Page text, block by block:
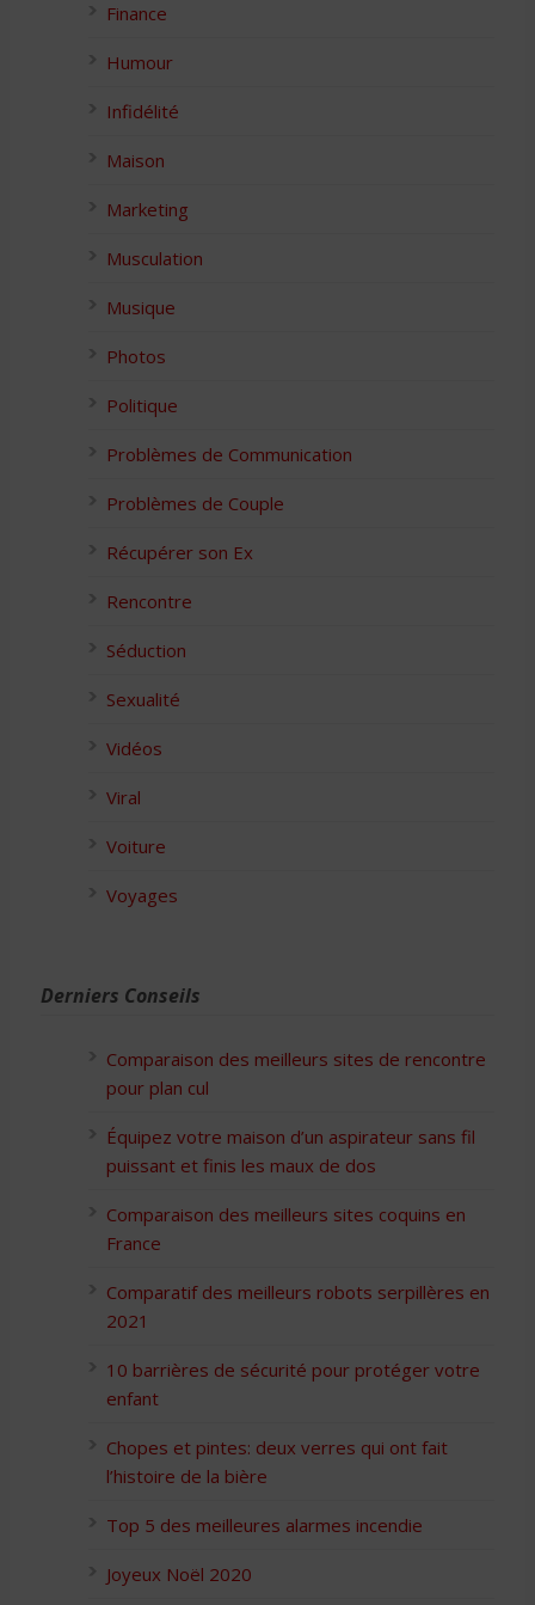
Finance
Humour
Infidélité
Maison
Marketing
Musculation
Musique
Photos
Politique
Problèmes de Communication
Problèmes de Couple
Récupérer son Ex
Rencontre
Séduction
Sexualité
Vidéos
Viral
Voiture
Voyages
Derniers Conseils
Comparaison des meilleurs sites de rencontre
pour plan cul
Équipez votre maison d’un aspirateur sans fil
puissant et finis les maux de dos
Comparaison des meilleurs sites coquins en
France
Comparatif des meilleurs robots serpillères en
2021
10 barrières de sécurité pour protéger votre
enfant
Chopes et pintes: deux verres qui ont fait
l’histoire de la bière
Top 5 des meilleures alarmes incendie
Joyeux Noël 2020